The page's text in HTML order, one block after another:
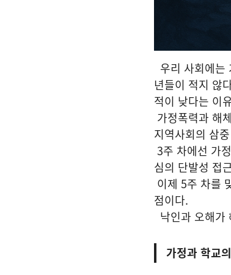
우리 사회에는
년들이 적지 않
적이 낮다는 이
가정폭력과 해
지역사회의 삼
3주 차에선 가
심의 단발성 접
이제 5주 차를
점이다.
낙인과 오해가
가정과 학교